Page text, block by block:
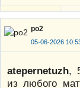
po2
05-06-2026
atepernetuzh,
из любого